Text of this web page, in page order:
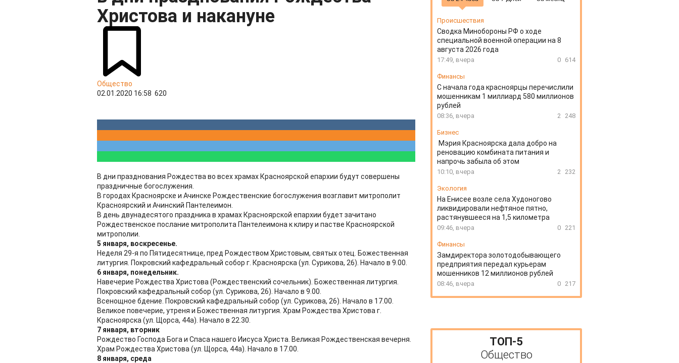
Христова и накануне
Общество
02.01.2020 16:58 620
В дни празднования Рождества во всех храмах Красноярской епархии будут совершены
праздничные богослужения.
В городах Красноярске и Ачинске Рождественские богослужения возглавит митрополит
Красноярский и Ачинский Пантелеимон.
В день двунадесятого праздника в храмах Красноярской епархии будет зачитано
Рождественское послание митрополита Пантелеимона к клиру и пастве Красноярской
митрополии.
5 января, воскресенье.
Неделя 29-я по Пятидесятнице, пред Рождеством Христовым, святых отец. Божественная
литургия. Покровский кафедральный собор г. Красноярска (ул. Сурикова, 26). Начало в 9.00.
6 января, понедельник.
Навечерие Рождества Христова (Рождественский сочельник). Божественная литургия.
Покровский кафедральный собор (ул. Сурикова, 26). Начало в 9.00.
Всенощное бдение. Покровский кафедральный собор (ул. Сурикова, 26). Начало в 17.00.
Великое повечерие, утреня и Божественная литургия. Храм Рождества Христова г.
Красноярска (ул. Щорса, 44а). Начало в 22.30.
7 января, вторник
Рождество Господа Бога и Спаса нашего Иисуса Христа. Великая Рождественская вечерня.
Храм Рождества Христова (ул. Щорса, 44а). Начало в 17.00.
8 января, среда
Происшествия
Сводка Минобороны РФ о ходе
специальной военной операции на 8
августа 2026 года
17:49, вчера 0 614
Финансы
С начала года красноярцы перечислили
мошенникам 1 миллиард 580 миллионов
рублей
08:36, вчера 2 248
Бизнес
Мэрия Красноярска дала добро на
реновацию комбината питания и
напрочь забыла об этом
10:10, вчера 2 232
Экология
На Енисее возле села Худоногово
ликвидировали нефтяное пятно,
растянувшееся на 1,5 километра
09:46, вчера 0 221
Финансы
Замдиректора золотодобывающего
предприятия передал курьерам
мошенников 12 миллионов рублей
08:46, вчера 0 217
ТОП-5
Общество